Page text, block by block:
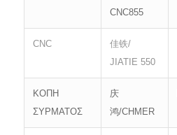
CNC855
CNC
佳铁/
JIATIE 550
ΚΟΠΗ
ΣΥΡΜΑΤΟΣ
庆
鸿/CHMER